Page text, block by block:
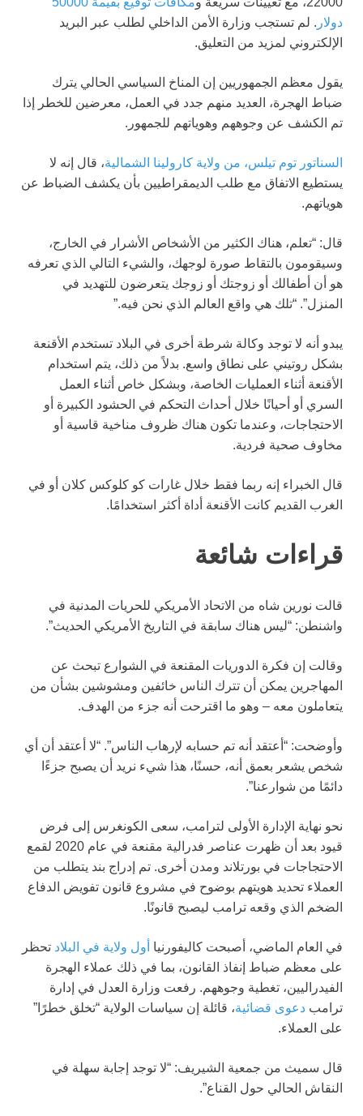
دولار . لم تستجب وزارة الأمن الداخلي لطلب عبر البريد
الإلكتروني لمزيد من التعليق.
يقول معظم الجمهوريين إن المناخ السياسي الحالي يترك
ضباط الهجرة، العديد منهم جدد في العمل، معرضين للخطر إذا
تم الكشف عن وجوههم وهوياتهم للجمهور.
السناتور توم تيلس، من ولاية كارولينا الشمالية، قال إنه لا
يستطيع الاتفاق مع طلب الديمقراطيين بأن يكشف الضباط عن
هوياتهم.
قال: “تعلم، هناك الكثير من الأشخاص الأشرار في الخارج،
وسيقومون بالتقاط صورة لوجهك، والشيء التالي الذي تعرفه
هو أن أطفالك أو زوجتك أو زوجك يتعرضون للتهديد في
المنزل”. “تلك هي واقع العالم الذي نحن فيه.”
يبدو أنه لا توجد وكالة شرطة أخرى في البلاد تستخدم الأقنعة
بشكل روتيني على نطاق واسع. بدلاً من ذلك، يتم استخدام
الأقنعة أثناء العمليات الخاصة، وبشكل خاص أثناء العمل
السري أو أحيانًا خلال أحداث التحكم في الحشود الكبيرة أو
الاحتجاجات، وعندما تكون هناك ظروف مناخية قاسية أو
مخاوف صحية فردية.
قال الخبراء إنه ربما فقط خلال غارات كو كلوكس كلان أو في
الغرب القديم كانت الأقنعة أداة أكثر استخدامًا.
قراءات شائعة
قالت نورين شاه من الاتحاد الأمريكي للحريات المدنية في
واشنطن: “ليس هناك سابقة في التاريخ الأمريكي الحديث”.
وقالت إن فكرة الدوريات المقنعة في الشوارع تبحث عن
المهاجرين يمكن أن تترك الناس خائفين ومشوشين بشأن من
يتعاملون معه – وهو ما اقترحت أنه جزء من الهدف.
وأوضحت: “أعتقد أنه تم حسابه لإرهاب الناس”. “لا أعتقد أن أي
شخص يشعر بعمق أنه، حسنًا، هذا شيء نريد أن يصبح جزءًا
دائمًا من شوارعنا”.
نحو نهاية الإدارة الأولى لترامب، سعى الكونغرس إلى فرض
قيود بعد أن ظهرت عناصر فدرالية مقنعة في عام 2020 لقمع
الاحتجاجات في بورتلاند ومدن أخرى. تم إدراج بند يتطلب من
العملاء تحديد هويتهم بوضوح في مشروع قانون تفويض الدفاع
الضخم الذي وقعه ترامب ليصبح قانونًا.
في العام الماضي، أصبحت كاليفورنيا أول ولاية في البلاد تحظر
على معظم ضباط إنفاذ القانون، بما في ذلك عملاء الهجرة
الفيدراليين، تغطية وجوههم. رفعت وزارة العدل في إدارة
ترامب دعوى قضائية، قائلة إن سياسات الولاية “تخلق خطرًا”
على العملاء.
قال سميث من جمعية الشيريف: “لا توجد إجابة سهلة في
النقاش الحالي حول القناع”.